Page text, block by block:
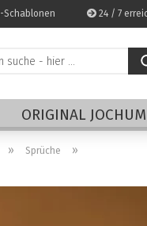
Schablonen 24 / 7
ORIGINAL
» Sprüche »